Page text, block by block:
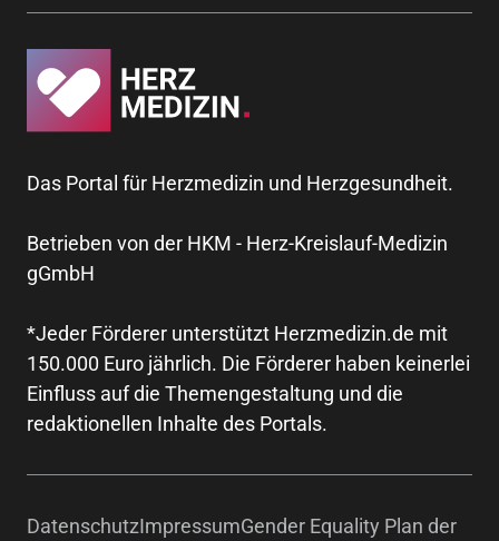
Das Portal für Herzmedizin und Herzgesundheit.
Betrieben von der HKM - Herz-Kreislauf-Medizin
gGmbH
*Jeder Förderer unterstützt Herzmedizin.de mit
150.000 Euro jährlich. Die Förderer haben keinerlei
Einfluss auf die Themengestaltung und die
redaktionellen Inhalte des Portals.
DatenschutzImpressumGender Equality Plan der